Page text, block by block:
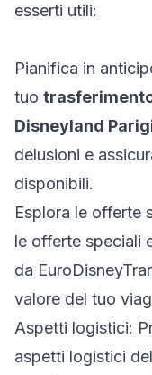
esserti utili:
Pianifica in
tuo
Disneyland
delusioni e
disponibili.
Esplora le offerte
le offerte speciali
da
valore del tuo
Aspetti logistici:
aspetti logistici